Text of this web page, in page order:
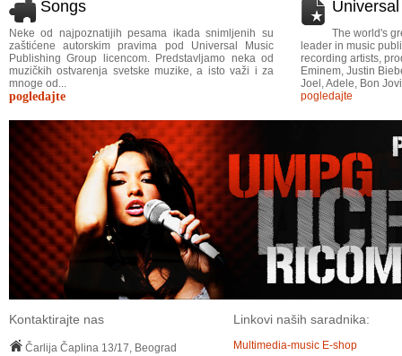
Songs
Neke od najpoznatijih pesama ikada snimljenih su
zaštićene autorskim pravima pod Universal Music
Publishing Group licencom. Predstavljamo neka od
muzičkih ostvarenja svetske muzike, a isto važi i za
mnoge od...
pogledajte
The world's
leader in music
recording artists,
Eminem, Justin
Joel, Adele, Bon
pogledajte
Kontaktirajte nas
Čarlija Čaplina 13/17, Beograd
Linkovi naših saradnika:
Multimedia-music E-shop